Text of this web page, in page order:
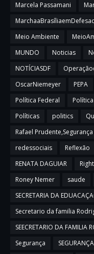
Marcela Passamani
Meio Ambiente
MUNDO
Noticias
NOTÍCIASDF
OscarNiemeyer
PEPA
Política Federal
Políticas
politics
Rafael
redessociais
Reflexão
RENATA DAGUIAR
Roney Nemer
saude
SECRETARIA DA
Secretario da familia
SEECRETARIO DA FAMILIA
Segurança
SEGURANÇA